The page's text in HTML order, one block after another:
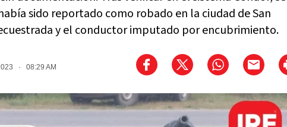
sido reportado como robado en la ciudad de San
y el conductor imputado por encubrimiento.
· 08:29 AM